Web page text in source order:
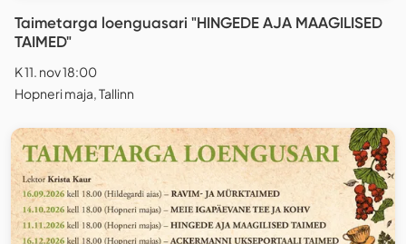
Taimetarga loenguasari "HINGEDE AJA MAAGILISED
TAIMED"
K 11. nov 18:00
Hopneri maja, Tallinn